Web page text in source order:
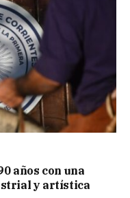
años con una
y artística